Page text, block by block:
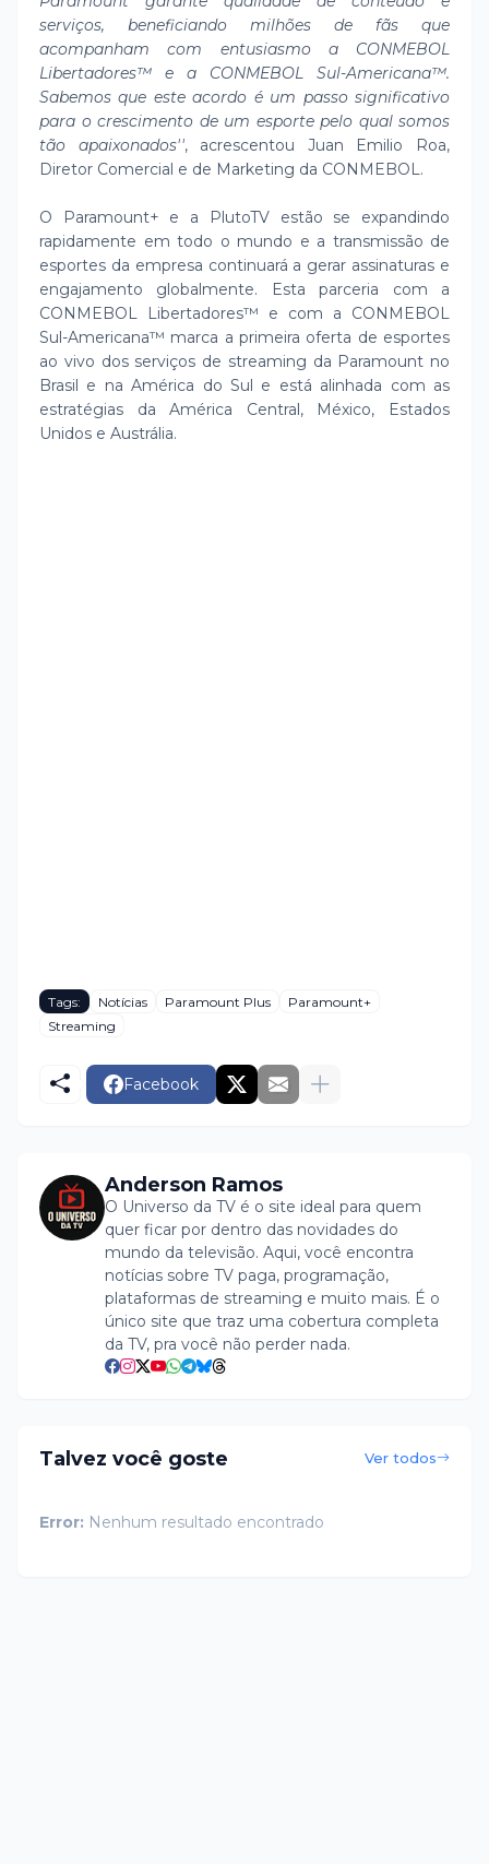
serviços, beneficiando milhões de fãs que
acompanham com entusiasmo a CONMEBOL
Libertadores™ e a CONMEBOL Sul-Americana™.
Sabemos que este acordo é um passo significativo
para o crescimento de um esporte pelo qual somos
tão apaixonados'', acrescentou Juan Emilio Roa,
Diretor Comercial e de Marketing da CONMEBOL.
O Paramount+ e a PlutoTV estão se expandindo
rapidamente em todo o mundo e a transmissão de
esportes da empresa continuará a gerar assinaturas e
engajamento globalmente. Esta parceria com a
CONMEBOL Libertadores™ e com a CONMEBOL
Sul-Americana™ marca a primeira oferta de esportes
ao vivo dos serviços de streaming da Paramount no
Brasil e na América do Sul e está alinhada com as
estratégias da América Central, México, Estados
Unidos e Austrália.
Tags: Notícias Paramount Plus
Paramount+
Streaming
Facebook
Anderson Ramos
O Universo da TV é o site ideal para quem
quer ficar por dentro das novidades do
mundo da televisão. Aqui, você encontra
notícias sobre TV paga, programação,
plataformas de streaming e muito mais. É o
único site que traz uma cobertura completa
da TV, pra você não perder nada.
Talvez você goste Ver todos
Error: Nenhum resultado encontrado